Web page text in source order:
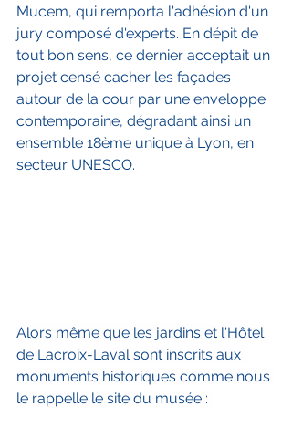
Mucem, qui remporta l'adhésion d'un
jury composé d'experts. En dépit de
tout bon sens, ce dernier acceptait un
projet censé cacher les façades
autour de la cour par une enveloppe
contemporaine, dégradant ainsi un
ensemble 18ème unique à Lyon, en
secteur UNESCO.
Alors même que les jardins et l'Hôtel
de Lacroix-Laval sont inscrits aux
monuments historiques comme nous
le rappelle le site du musée :